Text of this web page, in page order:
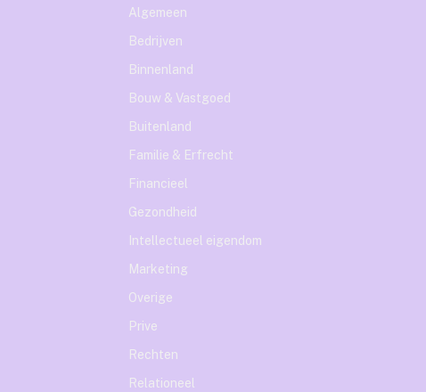
Algemeen
Bedrijven
Binnenland
Bouw & Vastgoed
Buitenland
Familie & Erfrecht
Financieel
Gezondheid
Intellectueel eigendom
Marketing
Overige
Prive
Rechten
Relationeel